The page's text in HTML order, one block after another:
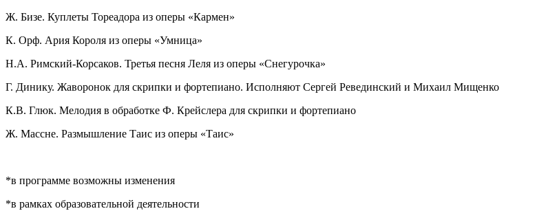
Ж. Бизе. Куплеты Тореадора из оперы «Кармен»
К. Орф. Ария Короля из оперы «Умница»
Н.А. Римский-Корсаков. Третья песня Леля из оперы «Снегурочка»
Г. Динику. Жаворонок для скрипки и фортепиано. Исполняют Сергей Ревединский и Михаил Мищенко
К.В. Глюк. Мелодия в обработке Ф. Крейслера для скрипки и фортепиано
Ж. Массне. Размышление Таис из оперы «Таис»
*в программе возможны изменения
*в рамках образовательной деятельности